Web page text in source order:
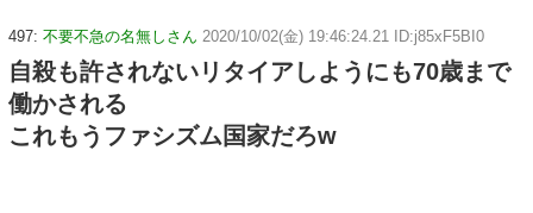
497: 不要不急の名無しさん 2020/10/02(金) 19:46:24.21 ID:j85xF5BI0
自殺も許されないリタイアしようにも70歳まで
働かされる
これもうファシズム国家だろw